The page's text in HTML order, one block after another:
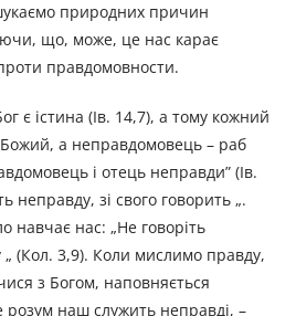
природних причин
що, може, це нас карає
правдомовности.
є істина (Ів. 14,7), а тому кожний
а неправдомовець – раб
і отець неправди” (Ів.
неправду, зі свого говорить „.
навчає нас: „Не говоріть
(Кол. 3,9). Коли мислимо правду,
з Богом, наповняється
розум наш служить неправді, –